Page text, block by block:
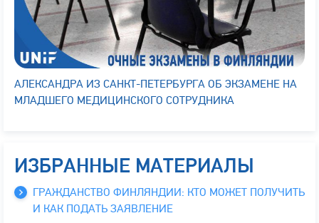
АЛЕКСАНДРА ИЗ САНКТ-ПЕТЕРБУРГА ОБ ЭКЗАМЕНЕ НА
МЛАДШЕГО МЕДИЦИНСКОГО СОТРУДНИКА
ИЗБРАННЫЕ МАТЕРИАЛЫ
ГРАЖДАНСТВО ФИНЛЯНДИИ: КТО МОЖЕТ ПОЛУЧИТЬ
И КАК ПОДАТЬ ЗАЯВЛЕНИЕ